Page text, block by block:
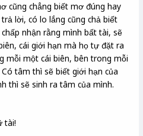
cũng chẳng biết mơ đúng hay
lời, có lo lắng cũng chả biết
nhận rằng mình bất tài, sẽ
cái giới hạn mà họ tự đặt ra
mỗi một cái biên, bên trong mỗi
tâm thì sẽ biết giới hạn của
thì sẽ sinh ra tâm của mình.
tài!